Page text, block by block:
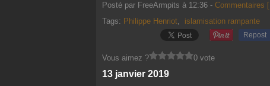
Posté par FreeArmpits à 12:36 - Commentaires [
Tags: Philippe Henriot, islamisation rampante
Repost
Vous aimez ? 0 vote
13 janvier 2019